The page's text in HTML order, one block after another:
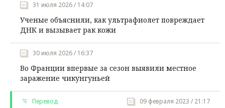
31 июля 2026 / 14:07
Ученые объяснили, как ультрафиолет повреждает
ДНК и вызывает рак кожи
30 июля 2026 / 16:37
Во Франции впервые за сезон выявили местное
заражение чикунгуньей
Перевод 09 февраля 2023 / 21:17